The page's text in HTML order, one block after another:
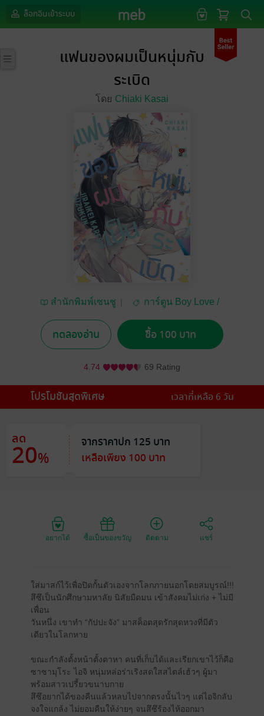
ล็อกอินเข้าระบบ
แฟนของผมเป็นหนุ่มกับ
ระเบิด
โดย Chiaki Kasai
สำนักพิมพ์เซนชู
การ์ตูน Boy Love /
ทดลองอ่าน ซื้อ 100 บาท
4.74 69 Rating
โปรโมชันสุดพิเศษ เวลาที่เหลือ 6 วัน
ลด
20%
จากราคาปก 125 บาท
เหลือเพียง 100 บาท
อยากได้ ซื้อเป็นของขวัญ ติดตาม แชร์
ใส่มาสก์ไว้เพื่อปิดกั้นตัวเองจากโลกภายนอกโดยสมบูรณ์!!!
สึซึเป็นนักศึกษามหาลัย นิสัยมืดมน เข้าสังคมไม่เก่ง + ไม่มี
เพื่อน
วันหนึ่ง เขาทำ “กัปปะจัง” มาสค็อตสุดรักสุดหวงที่มีตัว
เดียวในโลกหาย
ขณะกำลังตั้งหน้าตั้งตาหา คนที่เก็บได้และเรียกเขาไว้ก็คือ
ซาซามุโระ ไอจิ หนุ่มหล่อร่าเริงสดใสสไตล์เฮ้วๆ ผู้มา
พร้อมสาวเปรี้ยวขนาบกาย
สึซึอยากได้ของคืนแล้วหลบไปจากตรงนั้นไวๆ แต่ไอจิกลับ
จงใจแกล้ง ไม่ยอมคืนให้ง่ายๆ จนสึซึร้องไห้ออกมา